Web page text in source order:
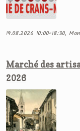
19.08.2026 10:00-18:30,
Marché des
2026